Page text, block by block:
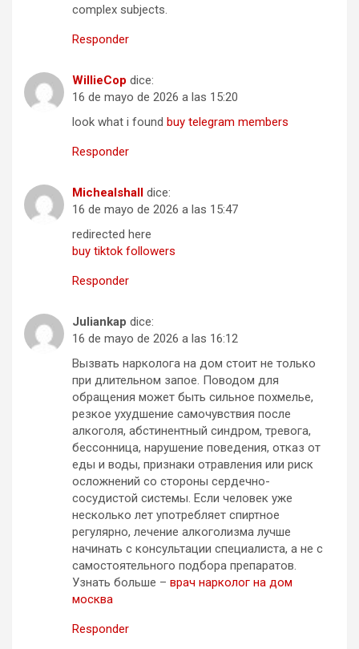
complex subjects.
Responder
WillieCop dice:
16 de mayo de 2026 a las 15:20
look what i found buy telegram members
Responder
Michealshall
dice:
16 de mayo de 2026 a las 15:47
redirected here
buy tiktok followers
Responder
Juliankap dice:
16 de mayo de 2026 a las 16:12
Вызвать нарколога на дом стоит не только
при длительном запое. Поводом для
обращения может быть сильное похмелье,
резкое ухудшение самочувствия после
алкоголя, абстинентный синдром, тревога,
бессонница, нарушение поведения, отказ от
еды и воды, признаки отравления или риск
осложнений со стороны сердечно-
сосудистой системы. Если человек уже
несколько лет употребляет спиртное
регулярно, лечение алкоголизма лучше
начинать с консультации специалиста, а не с
самостоятельного подбора препаратов.
Узнать больше – врач нарколог на дом
москва
Responder